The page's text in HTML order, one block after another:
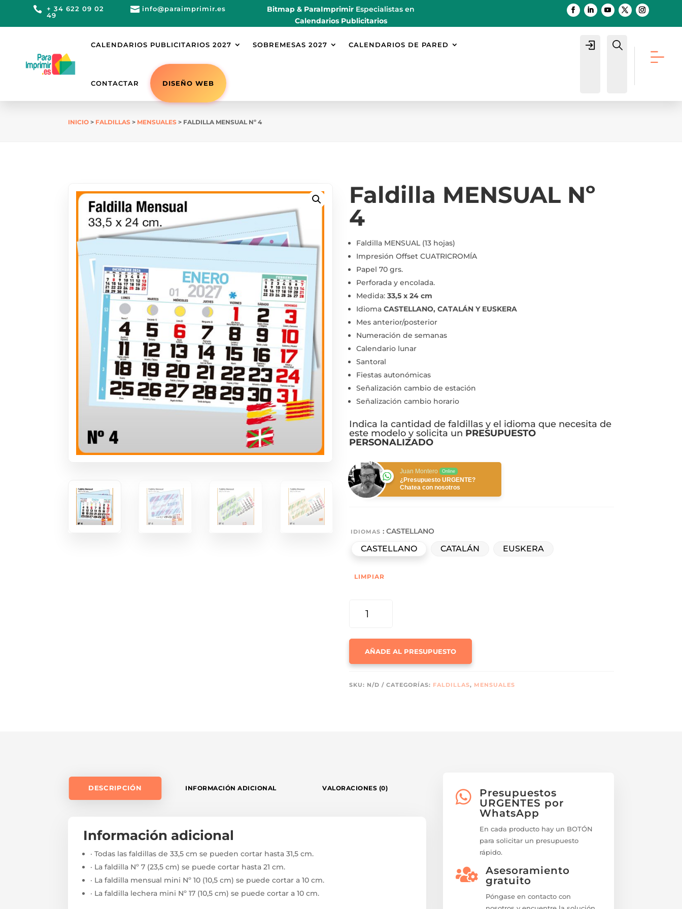
 + 34 622 09 02
49
 info@paraimprimir.es Bitmap & ParaImprimir Especialistas en
Calendarios Publicitarios
CALENDARIOS PUBLICITARIOS 2027 SOBREMESAS 2027 CALENDARIOS DE PARED
CONTACTAR DISEÑO WEB
Login Buscar
INICIO > FALDILLAS > MENSUALES > FALDILLA MENSUAL Nº 4
Faldilla MENSUAL Nº
4
Faldilla MENSUAL (13 hojas)
Impresión Offset CUATRICROMÍA
Papel 70 grs.
Perforada y encolada.
Medida:33,5 x 24 cm
IdiomaCASTELLANO, CATALÁN Y EUSKERA
Mes anterior/posterior
Numeración de semanas
Calendario lunar
Santoral
Fiestas autonómicas
Señalización cambio de estación
Señalización cambio horario
Indica la cantidad de faldillas y el idioma que necesita de
este modelo y solicita un PRESUPUESTO
PERSONALIZADO
Juan Montero Online
¿Presupuesto URGENTE?
Chatea con nosotros
IDIOMAS : CASTELLANO
CASTELLANO CATALÁN EUSKERA
LIMPIAR
MENSUAL
4
CANTIDAD
AÑADE AL PRESUPUESTO
SKU: N/D CATEGORÍAS: FALDILLAS, MENSUALES
DESCRIPCIÓN INFORMACIÓN ADICIONAL VALORACIONES (0)
Información adicional
· Todas las faldillas de 33,5 cm se pueden cortar hasta 31,5 cm.
· La faldilla Nº 7 (23,5 cm) se puede cortar hasta 21 cm.
· La faldilla mensual mini Nº 10 (10,5 cm) se puede cortar a 10 cm.
· La faldilla lechera mini Nº 17 (10,5 cm) se puede cortar a 10 cm.

Presupuestos
URGENTES por
WhatsApp
En cada producto hay un BOTÓN
para solicitar un presupuesto
rápido.

Asesoramiento
gratuito
Póngase en contacto con